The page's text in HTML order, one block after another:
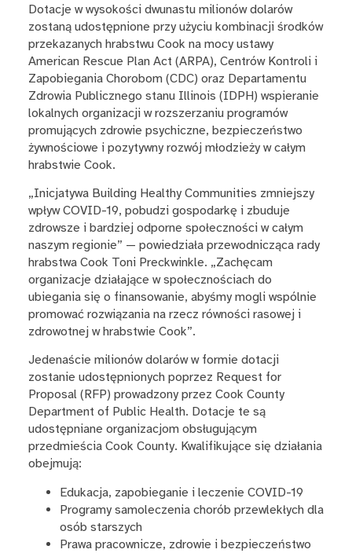
Dotacje w wysokości dwunastu milionów dolarów
zostaną udostępnione przy użyciu kombinacji środków
przekazanych hrabstwu Cook na mocy ustawy
American Rescue Plan Act (ARPA), Centrów Kontroli i
Zapobiegania Chorobom (CDC) oraz Departamentu
Zdrowia Publicznego stanu Illinois (IDPH) wspieranie
lokalnych organizacji w rozszerzaniu programów
promujących zdrowie psychiczne, bezpieczeństwo
żywnościowe i pozytywny rozwój młodzieży w całym
hrabstwie Cook.
„Inicjatywa Building Healthy Communities zmniejszy
wpływ COVID-19, pobudzi gospodarkę i zbuduje
zdrowsze i bardziej odporne społeczności w całym
naszym regionie” — powiedziała przewodnicząca rady
hrabstwa Cook Toni Preckwinkle. „Zachęcam
organizacje działające w społecznościach do
ubiegania się o finansowanie, abyśmy mogli wspólnie
promować rozwiązania na rzecz równości rasowej i
zdrowotnej w hrabstwie Cook”.
Jedenaście milionów dolarów w formie dotacji
zostanie udostępnionych poprzez Request for
Proposal (RFP) prowadzony przez Cook County
Department of Public Health. Dotacje te są
udostępniane organizacjom obsługującym
przedmieścia Cook County. Kwalifikujące się działania
obejmują:
Edukacja, zapobieganie i leczenie COVID-19
Programy samoleczenia chorób przewlekłych dla
osób starszych
Prawa pracownicze, zdrowie i bezpieczeństwo